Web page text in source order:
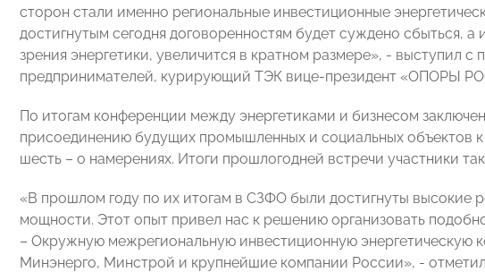
сторон стали именно региональные инвестиционные
достигнутым сегодня договоренностям будет суждено сбыться, а
зрения энергетики, увеличится в кратном размере», - выступил
предпринимателей, курирующий ТЭК вице-президент «ОПОРЫ
По итогам конференции между энергетиками и бизнесом
присоединению будущих промышленных и социальных объектов
шесть – о намерениях. Итоги прошлогодней встречи участники
«В прошлом году по их итогам в СЗФО были достигнуты высокие
мощности. Этот опыт привел нас к решению организовать
– Окружную межрегиональную инвестиционную энергетическую
Минэнерго, Минстрой и крупнейшие компании России», -